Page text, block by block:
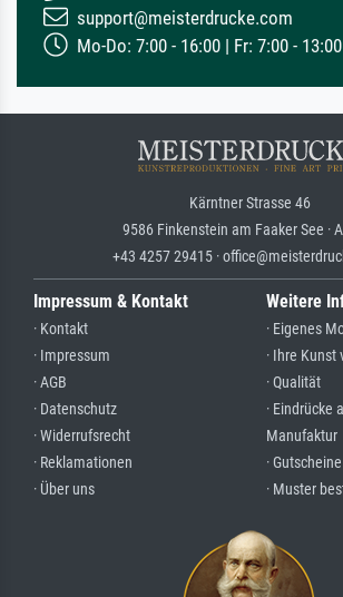
support@meisterdrucke.com
Mo-Do: 7:00 - 16:00 | Fr: 7:00 - 13:00
Kärntner Strasse 46
9586 Finkenstein am Faaker See ·
+43 4257 29415 ·
Impressum & Kontakt
· Kontakt
· Impressum
· AGB
· Datenschutz
· Widerrufsrecht
· Reklamationen
· Über uns
Weitere
· Eigenes
· Ihre Kunst
· Qualität
· Eindrücke
Manufaktur
· Gutscheine
· Muster